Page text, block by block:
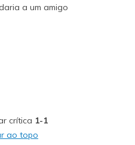
a um amigo
crítica 1-1
ao topo